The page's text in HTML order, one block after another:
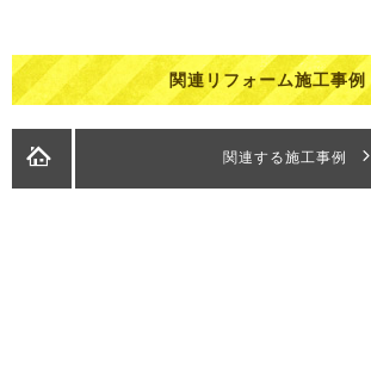
関連リフォーム施工事例
関連する施工事例